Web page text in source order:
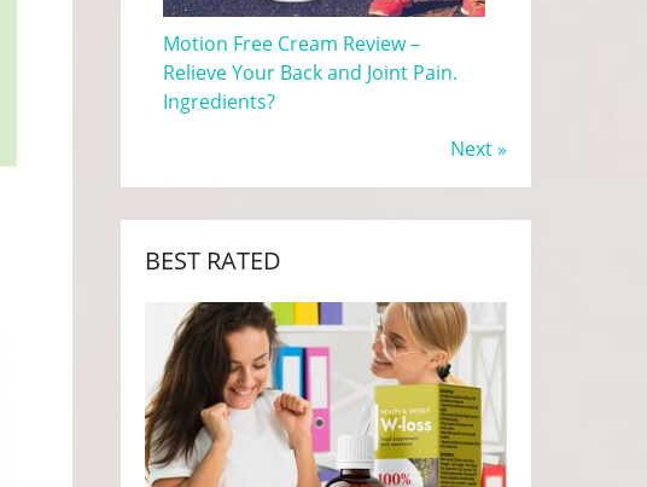
Motion Free Cream Review –
Relieve Your Back and Joint Pain.
Ingredients?
Next »
BEST RATED